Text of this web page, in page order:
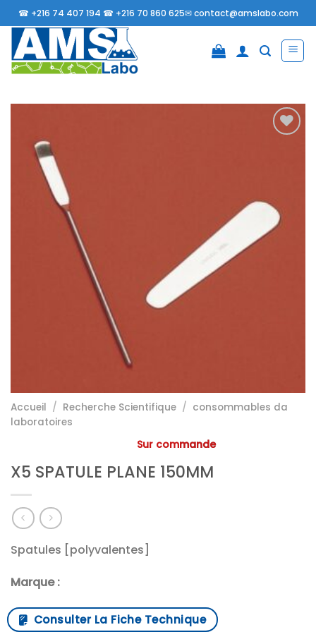
Passer
au
contenu
☎ +216 74 407 194 ☎ +216 70 860 625✉contact@amslabo.com
liste
d’envies
Accueil / Recherche Scientifique / consommables da
laboratoires
Sur commande
X5 SPATULE PLANE 150MM
Spatules [polyvalentes]
Marque :
Consulter La Fiche Technique